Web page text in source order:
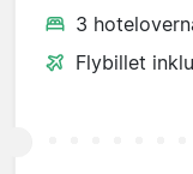
3
Flybillet